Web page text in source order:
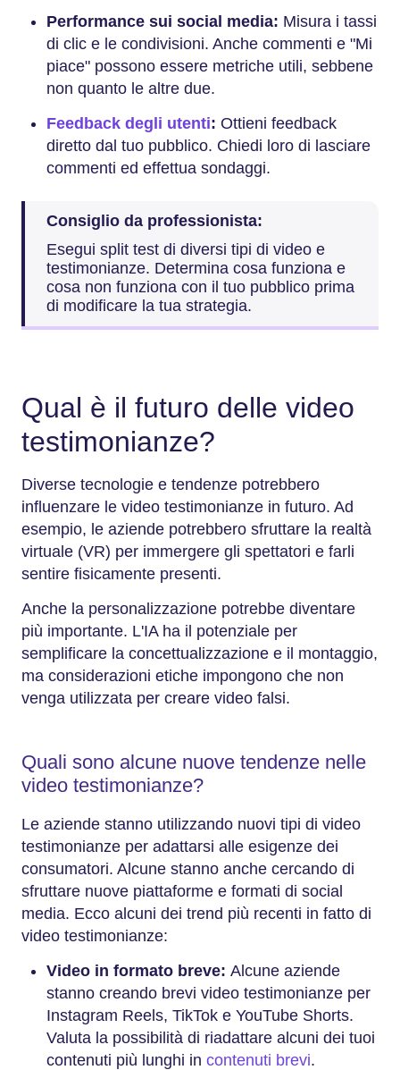
Performance sui social media: Misura i tassi
di clic e le condivisioni. Anche commenti e "Mi
piace" possono essere metriche utili, sebbene
non quanto le altre due.
Feedback degli utenti: Ottieni feedback
diretto dal tuo pubblico. Chiedi loro di lasciare
commenti ed effettua sondaggi.
Consiglio da professionista:
Esegui split test di diversi tipi di video e
testimonianze. Determina cosa funziona e
cosa non funziona con il tuo pubblico prima
di modificare la tua strategia.
Qual è il futuro delle video
testimonianze?
Diverse tecnologie e tendenze potrebbero
influenzare le video testimonianze in futuro. Ad
esempio, le aziende potrebbero sfruttare la realtà
virtuale (VR) per immergere gli spettatori e farli
sentire fisicamente presenti.
Anche la personalizzazione potrebbe diventare
più importante. L'IA ha il potenziale per
semplificare la concettualizzazione e il montaggio,
ma considerazioni etiche impongono che non
venga utilizzata per creare video falsi.
Quali sono alcune nuove tendenze nelle
video testimonianze?
Le aziende stanno utilizzando nuovi tipi di video
testimonianze per adattarsi alle esigenze dei
consumatori. Alcune stanno anche cercando di
sfruttare nuove piattaforme e formati di social
media. Ecco alcuni dei trend più recenti in fatto di
video testimonianze:
Video in formato breve: Alcune aziende
stanno creando brevi video testimonianze per
Instagram Reels, TikTok e YouTube Shorts.
Valuta la possibilità di riadattare alcuni dei tuoi
contenuti più lunghi in contenuti brevi.